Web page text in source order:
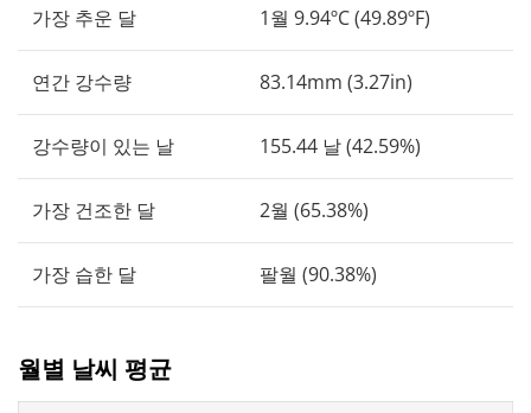
가장 추운 달 1월 9.94ºC (49.89ºF)
연간 강수량 83.14mm (3.27in)
강수량이 있는 날 155.44 날 (42.59%)
가장 건조한 달 2월 (65.38%)
가장 습한 달 팔월 (90.38%)
월별 날씨 평균